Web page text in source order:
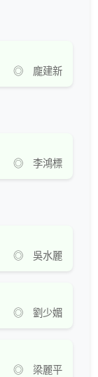
◎ 龐建新
◎ 李鴻標
◎ 吳水麗
◎ 劉少媚
◎ 梁麗平